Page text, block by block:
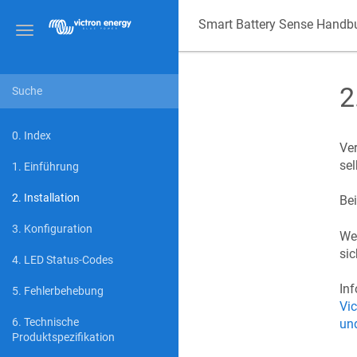
Toggle
0. Index
1. Einführung
2. Installation
3. Konfiguration
4. LED Status-Codes
5. Fehlerbehebung
6. Technische
Produktspezifikation
Smart Battery Sense
2